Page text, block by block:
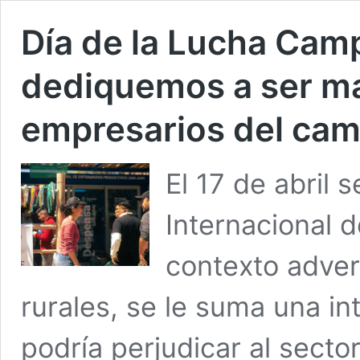
Día de la Lucha
dediquemos a ser
empresarios del
El 17 de abril
Internacional
contexto
rurales, se le suma una
podría perjudicar al